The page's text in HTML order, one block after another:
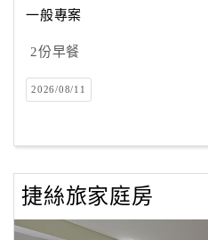
訂
房
Q&A
旅
卡
訂
一般專案
2份早餐
2026/08/11
捷絲旅家庭房